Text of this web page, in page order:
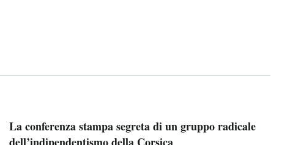
La conferenza stampa segreta di un gruppo radicale